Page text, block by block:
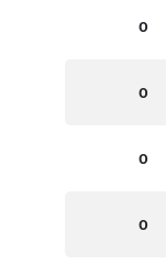
0
0
0
0